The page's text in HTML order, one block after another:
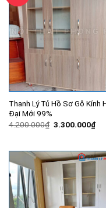
Thanh Lý Tủ Hồ Sơ Gỗ Kính
Đại Mới 99%
4.200.000₫ Giá
3.300.000₫Giá
hiện